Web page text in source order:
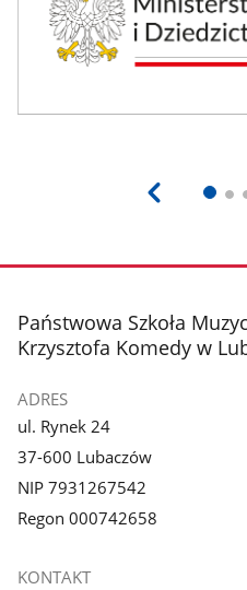
stopka
Państwowa Szkoła
Krzysztofa Komedy w
ADRES
ul. Rynek 24
37-600 Lubaczów
NIP 7931267542
Regon 000742658
KONTAKT